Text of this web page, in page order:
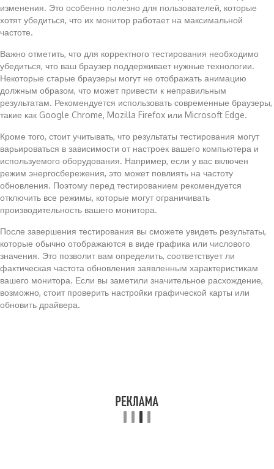
изменения. Это особенно полезно для пользователей, которые
хотят убедиться, что их монитор работает на максимальной
частоте.
Важно отметить, что для корректного тестирования необходимо
убедиться, что ваш браузер поддерживает нужные технологии.
Некоторые старые браузеры могут не отображать анимацию
должным образом, что может привести к неправильным
результатам. Рекомендуется использовать современные браузеры,
такие как Google Chrome, Mozilla Firefox или Microsoft Edge.
Кроме того, стоит учитывать, что результаты тестирования могут
варьироваться в зависимости от настроек вашего компьютера и
используемого оборудования. Например, если у вас включен
режим энергосбережения, это может повлиять на частоту
обновления. Поэтому перед тестированием рекомендуется
отключить все режимы, которые могут ограничивать
производительность вашего монитора.
После завершения тестирования вы сможете увидеть результаты,
которые обычно отображаются в виде графика или числового
значения. Это позволит вам определить, соответствует ли
фактическая частота обновления заявленным характеристикам
вашего монитора. Если вы заметили значительное расхождение,
возможно, стоит проверить настройки графической карты или
обновить драйвера.